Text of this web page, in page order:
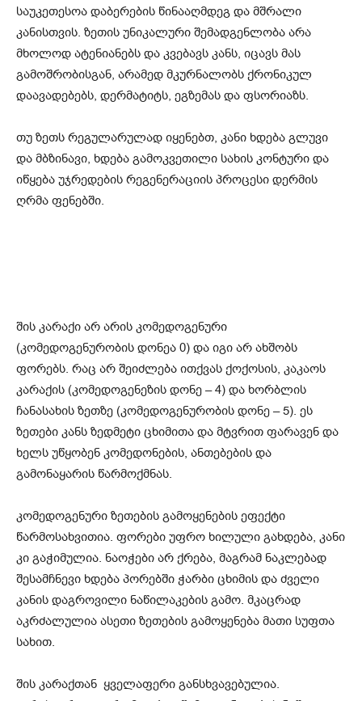
საუკეთესოა დაბერების წინააღმდეგ და მშრალი
კანისთვის. ზეთის უნიკალური შემადგენლობა არა
მხოლოდ ატენიანებს და კვებავს კანს, იცავს მას
გამოშრობისგან, არამედ მკურნალობს ქრონიკულ
დაავადებებს, დერმატიტს, ეგზემას და ფსორიაზს.
თუ ზეთს რეგულარულად იყენებთ, კანი ხდება გლუვი
და მბზინავი, ხდება გამოკვეთილი სახის კონტური და
იწყება უჯრედების რეგენერაციის პროცესი დერმის
ღრმა ფენებში.
შის კარაქი არ არის კომედოგენური
(კომედოგენურობის დონეა 0) და იგი არ ახშობს
ფორებს. რაც არ შეიძლება ითქვას ქოქოსის, კაკაოს
კარაქის (კომედოგენეზის დონე – 4) და ხორბლის
ჩანასახის ზეთზე (კომედოგენურობის დონე – 5). ეს
ზეთები კანს ზედმეტი ცხიმითა და მტვრით ფარავენ და
ხელს უწყობენ კომედონების, ანთებების და
გამონაყარის წარმოქმნას.
კომედოგენური ზეთების გამოყენების ეფექტი
წარმოსახვითია. ფორები უფრო ხილული გახდება, კანი
კი გაჭიმულია. ნაოჭები არ ქრება, მაგრამ ნაკლებად
შესამჩნევი ხდება პორებში ჭარბი ცხიმის და ძველი
კანის დაგროვილი ნაწილაკების გამო. მკაცრად
აკრძალულია ასეთი ზეთების გამოყენება მათი სუფთა
სახით.
შის კარაქთან ყველაფერი განსხვავებულია.